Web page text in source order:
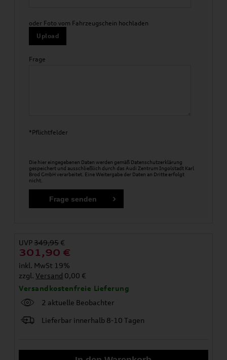
oder Foto vom Fahrzeugschein hochladen
Upload
Frage
*Pflichtfelder
Die hier eingegebenen Daten werden gemäß Datenschutzerklärung
gespeichert und ausschließlich durch das Audi Zentrum Ingolstadt Karl
Brod GmbH verarbeitet. Eine Weitergabe der Daten an Dritte erfolgt
nicht.
UVP349,95 €
301,90 €
inkl. MwSt 19%
zzgl.Versand 0,00 €
Versandkostenfreie Lieferung
2 aktuelle Beobachter
Lieferbar innerhalb 8-10 Tagen